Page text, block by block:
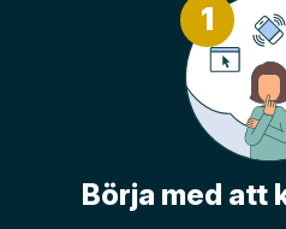
1
Börja med att